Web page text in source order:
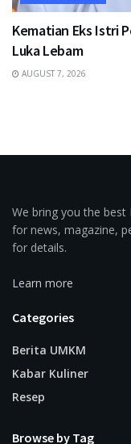
Kematian Eks Istri
Luka Lebam
AUGUST 7, 2026
We bring you the
for news, magazine,
for details.
Learn more
Categories
Berita UMKM
Kabar Kuliner
Resep
Browse by Tag